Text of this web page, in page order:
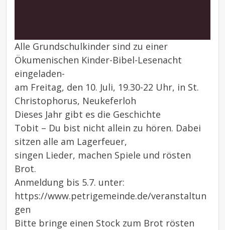
Alle Grundschulkinder sind zu einer
Ökumenischen Kinder-Bibel-Lesenacht
eingeladen-
am Freitag, den 10. Juli, 19.30-22 Uhr, in St.
Christophorus, Neukeferloh
Dieses Jahr gibt es die Geschichte
Tobit – Du bist nicht allein zu hören. Dabei
sitzen alle am Lagerfeuer,
singen Lieder, machen Spiele und rösten
Brot.
Anmeldung bis 5.7. unter:
https://www.petrigemeinde.de/veranstaltun
gen
Bitte bringe einen Stock zum Brot rösten